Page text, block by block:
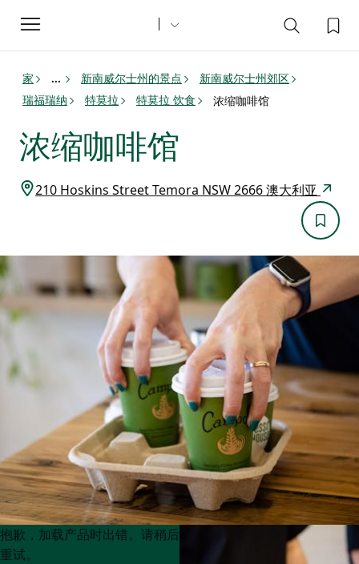
Toggle
navigation
家 ... 新南威尔士州的景点
新南威尔士州郊区
瑞福瑞纳
特莫拉 特莫拉 饮食 浓缩咖啡馆
浓缩咖啡馆
210 Hoskins Street Temora NSW 2666 澳大利亚
Product
List
Product
List
抱歉，加载产品时出错。请稍后
重试。